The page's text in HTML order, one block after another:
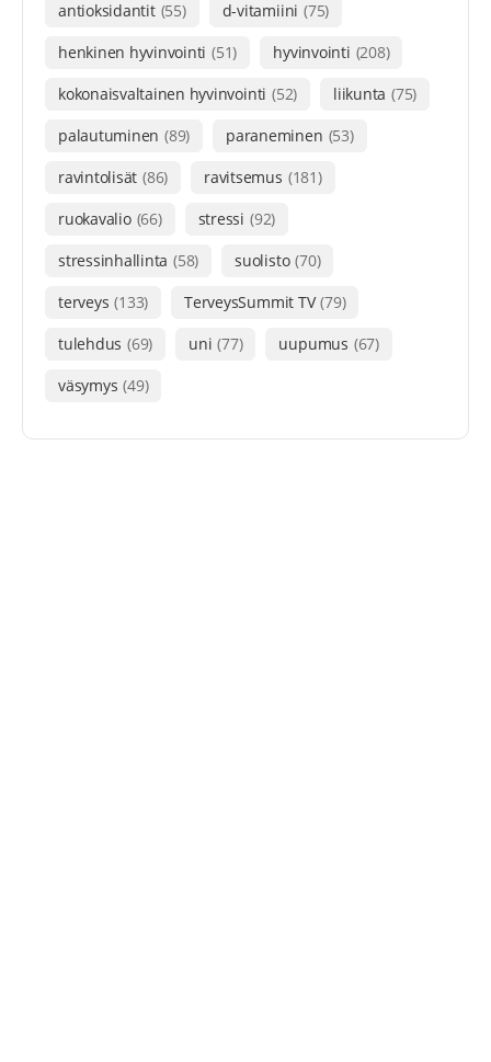
antioksidantit (55) d-vitamiini (75)
henkinen hyvinvointi (51) hyvinvointi (208)
kokonaisvaltainen hyvinvointi (52) liikunta (75)
palautuminen (89) paraneminen (53)
ravintolisät (86) ravitsemus (181)
ruokavalio (66) stressi (92)
stressinhallinta (58) suolisto (70)
terveys (133) TerveysSummit TV (79)
tulehdus (69) uni (77) uupumus (67)
väsymys (49)